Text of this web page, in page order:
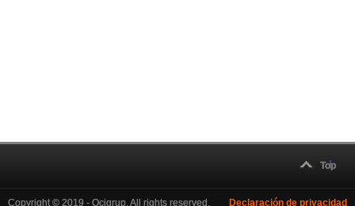
Top
Copyright © 2019 - Ocigrup. All rights reserved. Declaración de privacidad